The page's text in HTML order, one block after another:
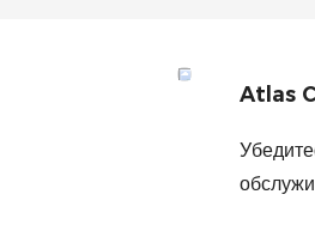
Atlas